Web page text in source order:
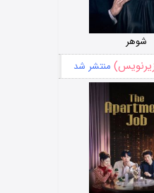
شوهر
منتشر شد